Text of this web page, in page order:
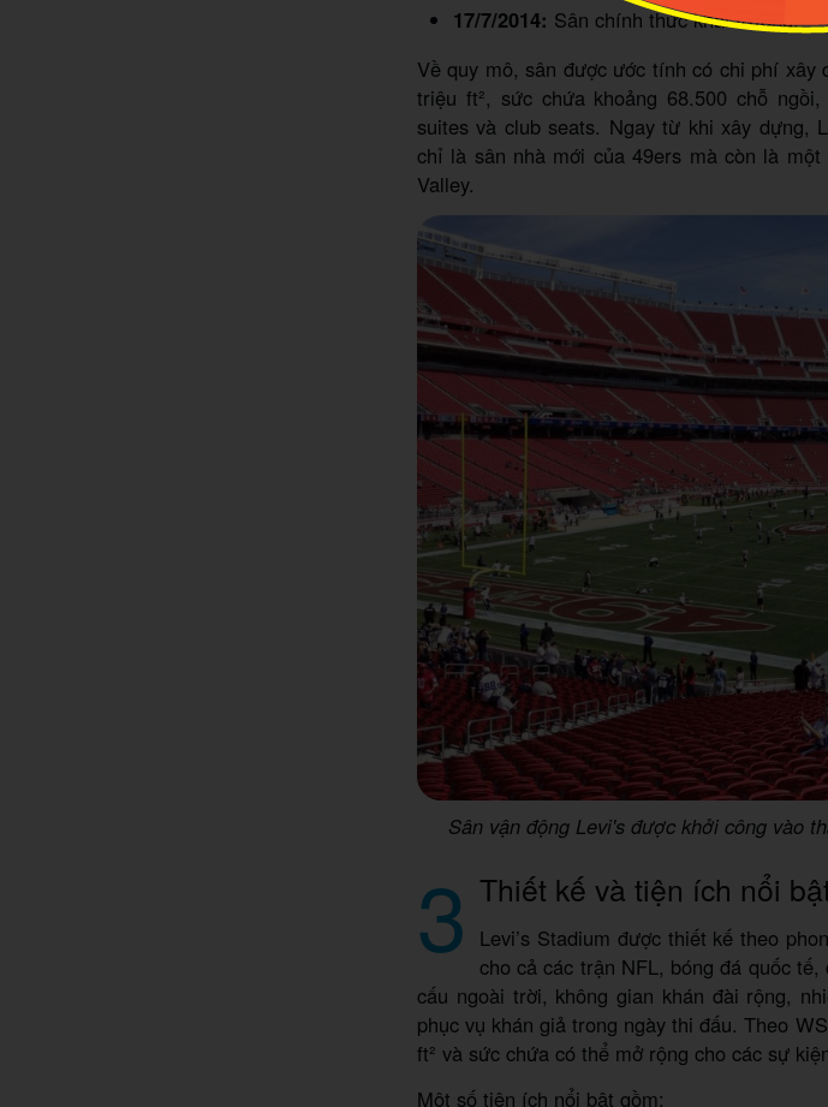
17/7/2014: Sân chính thức khai trương.
Về quy mô, sân được ước tính có chi phí
triệu ft², sức chứa khoảng 68.500 chỗ
suites và club seats. Ngay từ khi xây dựng,
chỉ là sân nhà mới của 49ers mà còn là
Valley.
Sân vận động Levi's được khởi công vào
3 Thiết kế và tiện ích nổi
Levi’s Stadium được thiết kế theo
cho cả các trận NFL, bóng đá quốc
cấu ngoài trời, không gian khán đài rộng,
phục vụ khán giả trong ngày thi đấu. Theo
ft² và sức chứa có thể mở rộng cho các sự
Một số tiện ích nổi bật gồm: